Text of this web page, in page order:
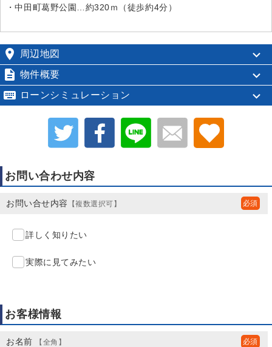
・中田町葛野公園…約320ｍ（徒歩約4分）
 周辺地図
 物件概要
 ローンシミュレーション
お問い合わせ内容
お問い合せ内容 【複数選択可】
詳しく知りたい
実際に見てみたい
お客様情報
お名前 【全角】